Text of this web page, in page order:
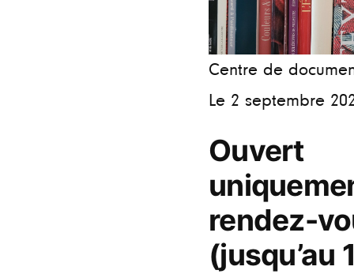
Centre de
Le 2 septembre
Ouvert
rendez-
(jusqu’au